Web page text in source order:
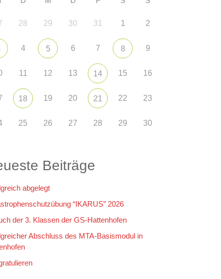
28 29 30 31 1 2
4 5 6 7 8 9
11 12 13 14 15 16
18 19 20 21 22 23
25 26 27 28 29 30
Beiträge
abgelegt
“IKARUS” 2026
der 3. Klassen der GS-Hattenhofen
Abschluss des MTA-Basismodul in